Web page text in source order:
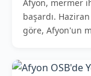
Afyon, mermer
başardı.
göre, Afyon'un